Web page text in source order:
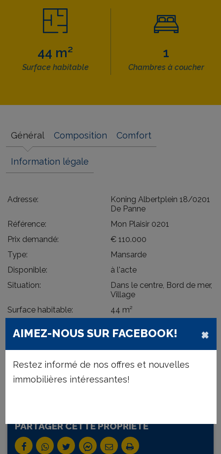
44 m²
Surface habitable
1
Chambres à coucher
Général Composition Comfort
Information légale
Adresse:
Koning Albertplein 18/0201
De Panne
Référence:
Mon Plaisir 0201
Prix demandé:
€ 110.000
Type:
Mansarde
Disponible:
à l'acte
Situation:
Dans le centre, Bord de mer,
Village
Surface habitable:
44 m²
Année de construction:
1918
A l'étage:
2
PARTAGER CETTE PROPRIÉTÉ
×
AIMEZ-NOUS SUR FACEBOOK!
Restez informé de nos offres et nouvelles
immobilières intéressantes!